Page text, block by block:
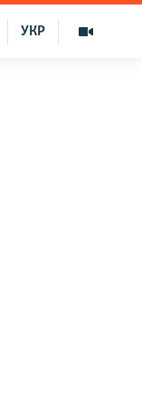
УКР